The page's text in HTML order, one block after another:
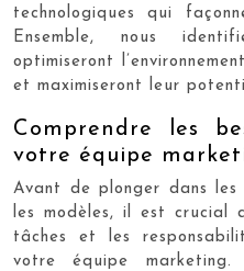
technologiques qui
Ensemble, nous
optimiseront
et maximiseront leur
Comprendre les
votre équipe
Avant de plonger dans les
les modèles, il est crucial
tâches et les
votre équipe marketing.